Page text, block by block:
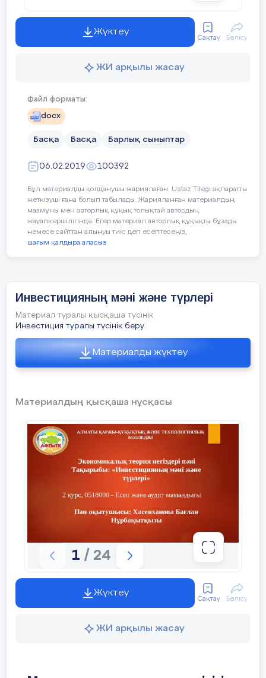
Арсеннің мінезі ашық, жайдарлы, көпшіл,
кластастарының арасында сыйлы. Үлкенді
сыйлап, кішіге қамқор бола біледі.
Мектеп шараларына белсенді қатысып қана
қоймай, мектеп өміріне жауапкершілікпен
қиындықтарды тез шеше біліп, қолдау көрсетуге
дайын тұрады. Оқу барысында білім деңгейі
орташа, себебі көп кітап оқығанды ұнатады, өз
білімін жан – жақты жетілдіреді.
Аманкосов Арсен алдағы уақытта елін сүйер,
болатынына үміт артамыз.
Мектеп директоры Г.У. Габдрахманова
Класс жетекші Р.Б.Жансугирова
Жүктеу
Сақтау Бөлісу
ЖИ арқылы жасау
Файл форматы:
docx
Басқа Басқа Барлық сыныптар
06.02.2019 100392
Бұл материалды қолданушы жариялаған. Ustaz Tilegi ақпаратты
жеткізуші ғана болып табылады. Жарияланған материалдың
мазмұны мен авторлық құқық толықтай автордың
жауапкершілігінде. Егер материал авторлық құқықты бұзады
немесе сайттан алынуы тиіс деп есептесеңіз,
шағым қалдыра аласыз
Инвестицияның мәні және түрлері
Материал туралы қысқаша түсінік
Инвестиция туралы түсінік беру
Материалды жүктеу
Материалдың қысқаша нұсқасы
1 / 24
Жүктеу
Сақтау Бөлісу
ЖИ арқылы жасау